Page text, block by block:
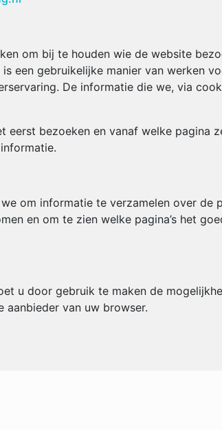
om bij te houden wie de website
een gebruikelijke manier van werken
De informatie die we, via
bezoeken en vanaf welke pagina
om informatie te verzamelen over de
en om te zien welke pagina’s het
u door gebruik te maken de
van uw browser.